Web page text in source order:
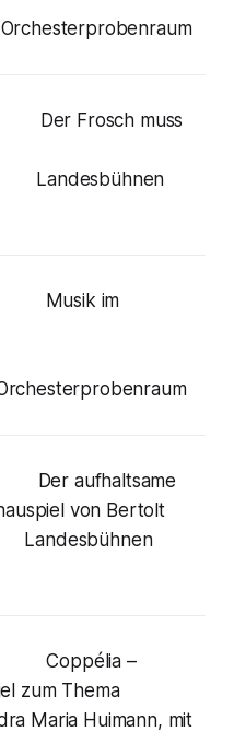
Frosch muss
im
aufhaltsame
von Bertolt
–
zum Thema
Maria Huimann, mit